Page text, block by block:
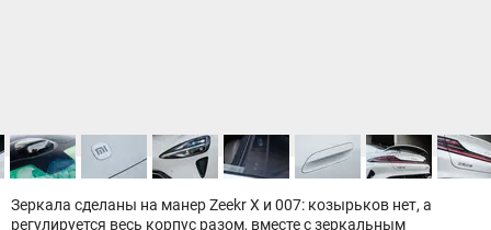
Зеркала сделаны на манер Zeekr X и 007: козырьков нет, а
регулируется весь корпус разом, вместе с зеркальным